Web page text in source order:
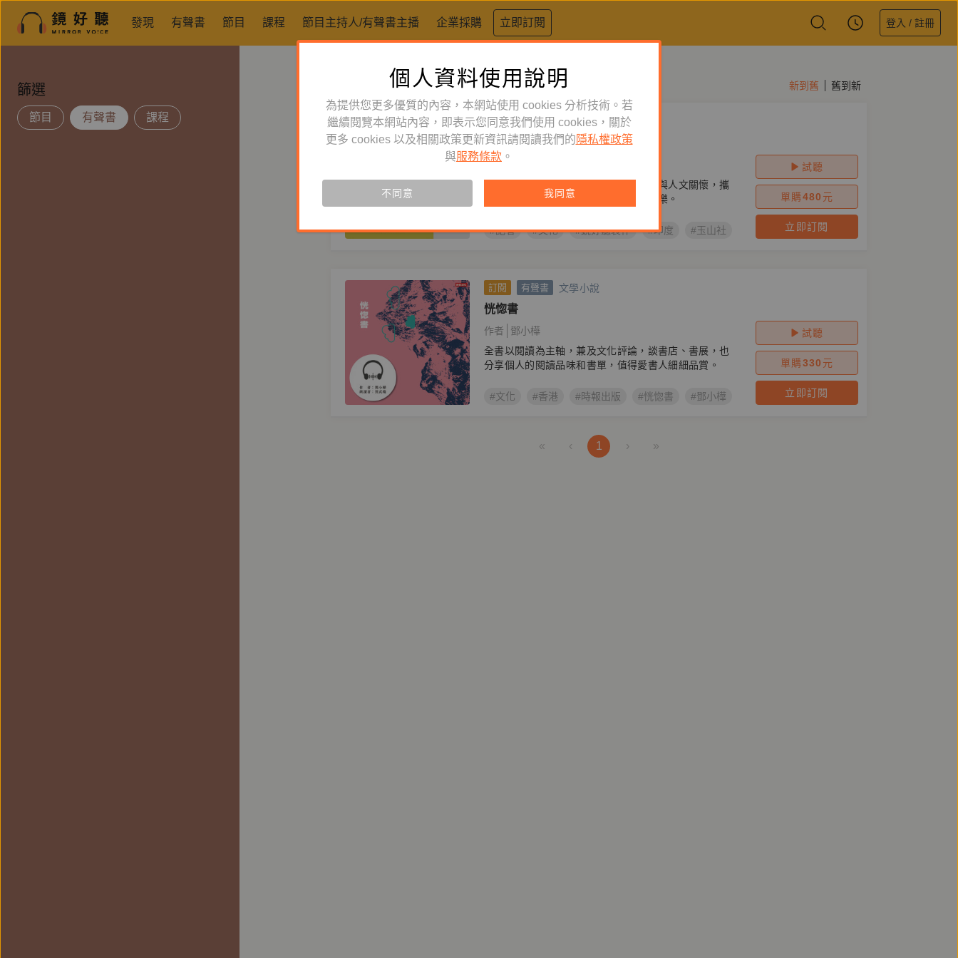
發現 有聲書 節目 課程 節目主持人/有聲書主播 企業採購 立即訂閱 登入 / 註冊
篩選
節目 有聲書 課程
新到舊 舊到新
訂閱 有聲書 人文史哲
孟買春秋：史密斯夫婦樂活印度
主播
喬伊斯與菲爾，以國際記者的敏銳觸角與人文關懷，攜
手寫下史密斯夫婦在印度四年的喜怒哀樂。
#記者 #文化 #鏡好聽製作 #印度 #玉山社 #孟買春秋 #喬伊斯
試聽
單購480 元
立即訂閱
訂閱 有聲書 文學小說
恍惚書
作者
鄧小樺
全書以閱讀為主軸，兼及文化評論，談書店、書展，也
分享個人的閱讀品味和書單，值得愛書人細細品賞。
#文化 #香港 #時報出版 #恍惚書 #鄧小樺
試聽
單購330 元
立即訂閱
« ‹ 1 › »
個人資料使用說明
為提供您更多優質的內容，本網站使用 cookies 分析技術。若
繼續閱覽本網站內容，即表示您同意我們使用 cookies，關於
更多 cookies 以及相關政策更新資訊請閱讀我們的 隱私權政策
與服務條款 。
不同意 我同意